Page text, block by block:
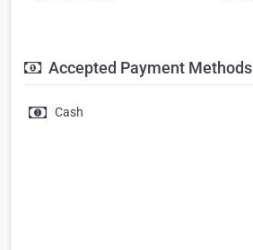
Accepted Payment Methods
Cash